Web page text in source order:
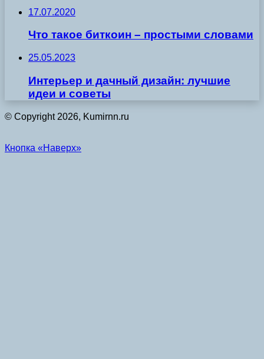
17.07.2020
Что такое биткоин – простыми словами
25.05.2023
Интерьер и дачный дизайн: лучшие
идеи и советы
© Copyright 2026, Kumirnn.ru
Кнопка «Наверх»